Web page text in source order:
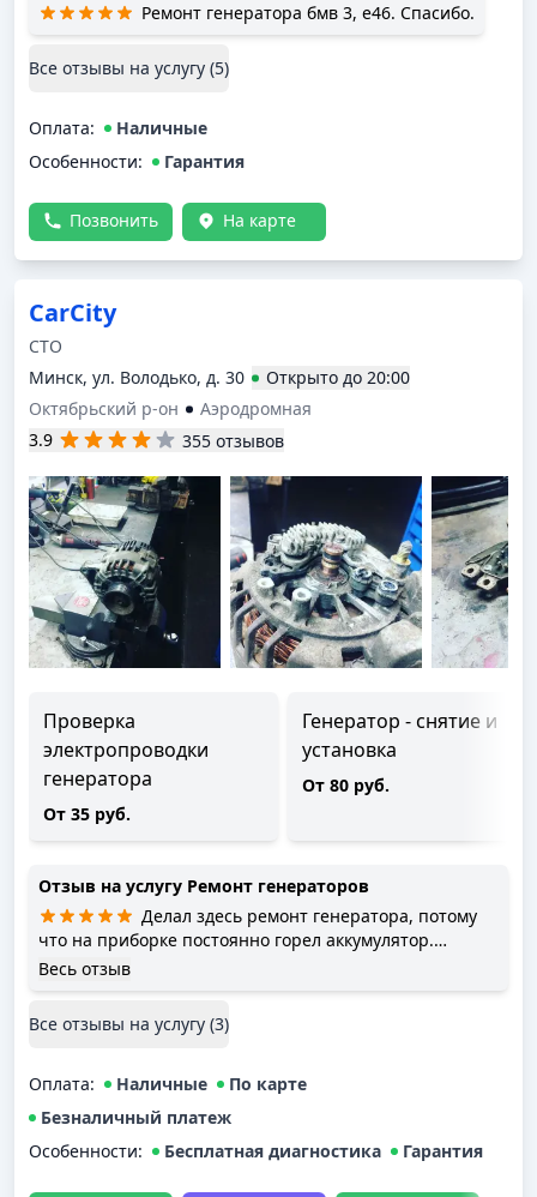
Ремонт генератора бмв 3, е46. Спасибо.
Все отзывы на услугу (5)
Оплата:
Наличные
Особенности:
Гарантия
Позвонить На карте
CarCity
СТО
Минск, ул. Володько, д. 30
Открыто до 20:00
Октябрьский р-он
Аэродромная
3.9
355 отзывов
Проверка
электропроводки
генератора
От 35 руб.
Генератор - снятие и
установка
От 80 руб.
Отзыв на услугу Ремонт генераторов
Делал здесь ремонт генератора, потому
что на приборке постоянно горел аккумулятор.
Диагностика заняла пять минут, сразу назвали
позже привозил стартер — тоже отремонтировали
делается в одном месте.
Весь отзыв
Все отзывы на услугу (3)
Оплата: Наличные
По карте
Безналичный платеж
Особенности:
Бесплатная диагностика Гарантия